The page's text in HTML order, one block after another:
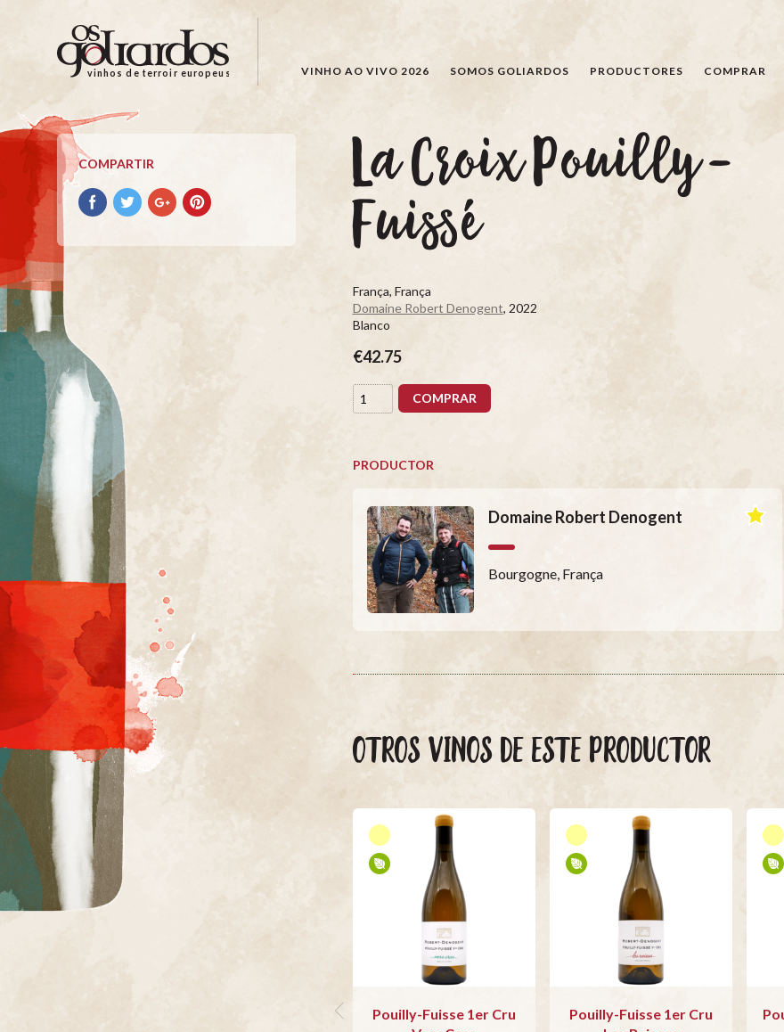
Os
Goliardos
Vinhos
de
Terroir
Europeus
vinhos de terroir europeus VINHO AO VIVO 2026 SOMOS GOLIARDOS PRODUCTORES COMPRAR
COMPARTIR
Compartir
con
Compartir
con
Compartir
con
Compartir
con
La Croix Pouilly-
Fuissé
França, França
Domaine Robert Denogent, 2022
Blanco
€42.75
COMPRAR
PRODUCTOR
Domaine Robert Denogent
Bourgogne, França
OTROS VINOS DE ESTE PRODUCTOR
Pouilly-Fuisse 1er Cru
Pouilly-Fuisse 1er Cru